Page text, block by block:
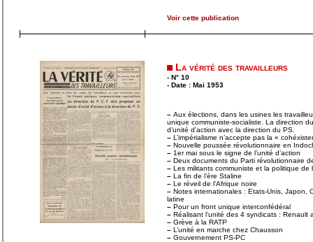
Voir cette publication
La vérité des travailleurs
- N° 10
- Date : Mai 1953
– Aux élections, dans les usines les
unique communiste-socialiste. La direction
d’unité d’action avec la direction du PS.
– L’impérialisme n’accepte pas la «
– Nouvelle poussée révolutionnaire en
– 1er mai sous le signe de l’unité d’action
– Deux documents du Parti révolutionnaire
– Les militants communiste et la politique de
– La fin de l’ère Staline
– Le réveil de l’Afrique noire
– Notes internationales : Etats-Unis, Japon,
latine
– Pour un front unique interconfédéral
– Réalisant l’unité des 4 syndicats : Renault
– Grève à la RATP
– L’unité en marche chez Chausson
– Gouvernement PS-PC